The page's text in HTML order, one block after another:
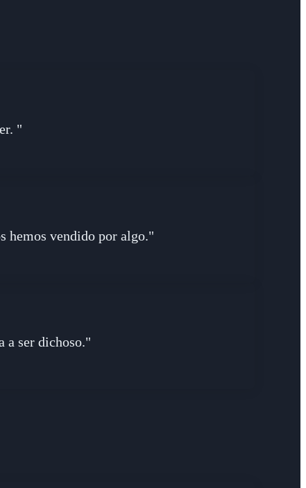
"
hemos vendido por algo."
a ser dichoso."